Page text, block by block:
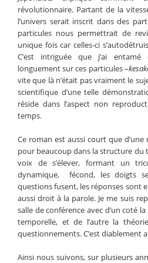
révolutionnaire. Partant de la
l’univers serait inscrit dans des
particules nous permettrait de
unique fois car celles-ci
C’est intriguée que j’ai entamé
longuement sur ces particules –
vite que là n’était pas vraiment le
scientifique d’une telle
réside dans l’aspect non
temps.
Ce roman est aussi court que
pour beaucoup dans la structure du
voix de s’élever, formant un
dynamique, fécond, les doigts
questions fusent, les réponses sont
aussi droit à la parole. Je me suis
salle de conférence avec d’un coté
temporelle, et de l’autre la
questionnements. C’est diablement
Ainsi nous suivons, sur plusieurs